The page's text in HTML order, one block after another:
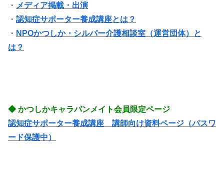
・ メディア掲載・出演
・ 認知症サポーター養成講座とは？
・ NPOかつしか・シルバー介護相談室（運営団体）と
は？
◆ かつしかキャラバンメイト会員限定ページ
認知症サポーター養成講座 講師向け資料ページ（パスワ
ード保護中）